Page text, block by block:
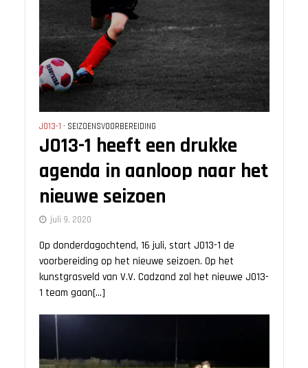
JO13-1 • SEIZOENSVOORBEREIDING
JO13-1 heeft een drukke
agenda in aanloop naar het
nieuwe seizoen
juli 9, 2020
Op donderdagochtend, 16 juli, start JO13-1 de
voorbereiding op het nieuwe seizoen. Op het
kunstgrasveld van V.V. Cadzand zal het nieuwe JO13-
1 team gaan[...]